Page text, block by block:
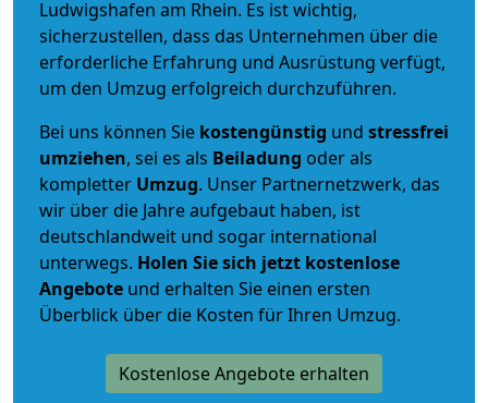
Ludwigshafen am Rhein. Es ist wichtig,
sicherzustellen, dass das Unternehmen über die
erforderliche Erfahrung und Ausrüstung verfügt,
um den Umzug erfolgreich durchzuführen.
Bei uns können Sie kostengünstig und stressfrei
umziehen, sei es als Beiladung oder als
kompletter Umzug. Unser Partnernetzwerk, das
wir über die Jahre aufgebaut haben, ist
deutschlandweit und sogar international
unterwegs. Holen Sie sich jetzt kostenlose
Angebote und erhalten Sie einen ersten
Überblick über die Kosten für Ihren Umzug.
Kostenlose Angebote erhalten